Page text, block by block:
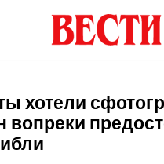
хотели
вопреки